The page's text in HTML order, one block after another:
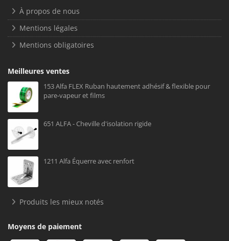
À propos de nous
Mentions légales
Mentions obligatoires
Meilleures ventes
153 Alfa FLEX Ruban hautement adhésif & flexible pour
pare-vapeur et films
651 ALFA - Cheville d'isolation rigide
1211 Alfa Équerre avec renfort
Produits les mieux notés
Moyens de paiement